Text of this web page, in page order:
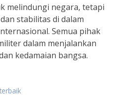
melindungi negara, tetapi
stabilitas di dalam
Semua pihak
dalam menjalankan
kedamaian bangsa.